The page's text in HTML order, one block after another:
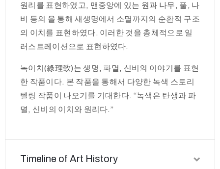
원리를 표현하였고, 맨중앙에 있는 원과 나무, 풀, 나
비 등의 을 통해 새생명에서 소멸까지의 순환적 구조
의 이치를 표현하였다. 이러한 것을 총체적으로 일
러스트레이션으로 표현하였다.
녹이치(綠理致)는 생명, 파멸, 신비의 이야기를 표현
한 작품이다. 본 작품을 통해서 다양한 녹색 스토리
텔링 작품이 나오기를 기대한다. “녹색은 탄생과 파
멸, 신비의 이치와 원리다.”
Timeline of Art History